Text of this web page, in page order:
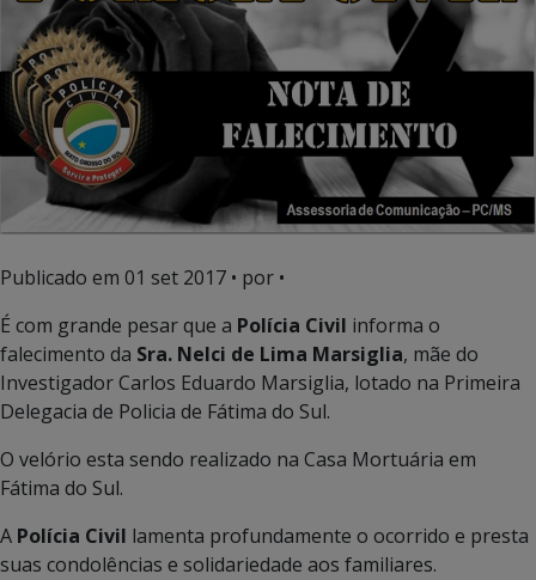
Publicado em 01 set 2017 • por •
É com grande pesar que a Polícia Civil informa o
falecimento da Sra. Nelci de Lima Marsiglia, mãe do
Investigador Carlos Eduardo Marsiglia, lotado na Primeira
Delegacia de Policia de Fátima do Sul.
O velório esta sendo realizado na Casa Mortuária em
Fátima do Sul.
A Polícia Civil lamenta profundamente o ocorrido e presta
suas condolências e solidariedade aos familiares.